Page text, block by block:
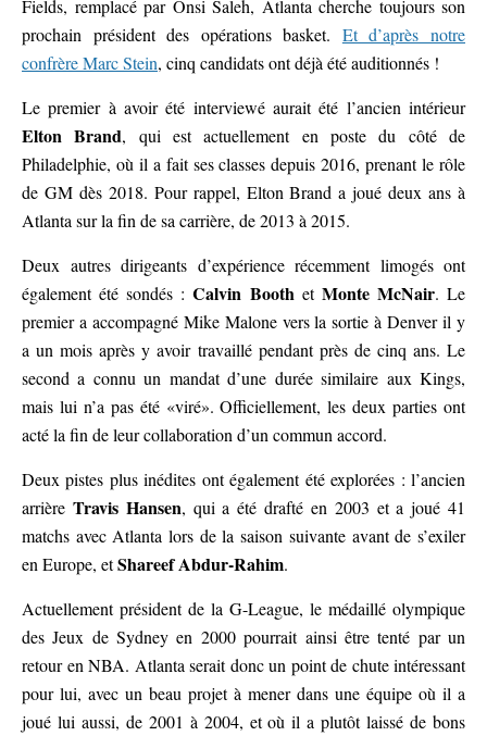
Fields, remplacé par Onsi Saleh, Atlanta cherche toujours son
prochain président des opérations basket. Et d’après notre
confrère Marc Stein, cinq candidats ont déjà été auditionnés !
Le premier à avoir été interviewé aurait été l’ancien intérieur
Elton Brand, qui est actuellement en poste du côté de
Philadelphie, où il a fait ses classes depuis 2016, prenant le rôle
de GM dès 2018. Pour rappel, Elton Brand a joué deux ans à
Atlanta sur la fin de sa carrière, de 2013 à 2015.
Deux autres dirigeants d’expérience récemment limogés ont
également été sondés :Calvin Booth et Monte McNair. Le
premier a accompagné Mike Malone vers la sortie à Denver il y
a un mois après y avoir travaillé pendant près de cinq ans. Le
second a connu un mandat d’une durée similaire aux Kings,
mais lui n’a pas été «viré». Officiellement, les deux parties ont
acté la fin de leur collaboration d’un commun accord.
Deux pistes plus inédites ont également été explorées : l’ancien
arrière Travis Hansen, qui a été drafté en 2003 et a joué 41
matchs avec Atlanta lors de la saison suivante avant de s’exiler
en Europe, etShareef Abdur-Rahim.
Actuellement président de la G-League, le médaillé olympique
des Jeux de Sydney en 2000 pourrait ainsi être tenté par un
retour en NBA. Atlanta serait donc un point de chute intéressant
pour lui, avec un beau projet à mener dans une équipe où il a
joué lui aussi, de 2001 à 2004, et où il a plutôt laissé de bons